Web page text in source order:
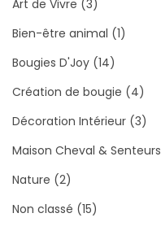
Art de Vivre (3)
Bien-être animal (1)
Bougies D'Joy (14)
Création de bougie (4)
Décoration Intérieur (3)
Maison Cheval & Senteurs
Nature (2)
Non classé (15)